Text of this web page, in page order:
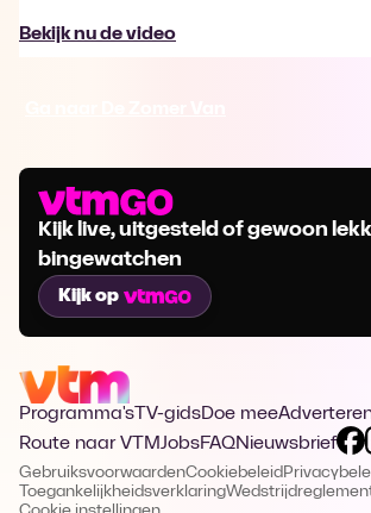
Bekijk nu de video
Kijk live, uitgesteld of gewoon
bingewatchen
Kijk op
Programma's TV-gidsDoe mee
Route naar VTMJobsFAQNieuwsbrief
GebruiksvoorwaardenCookiebeleid
Toegankelijkheidsverklaring